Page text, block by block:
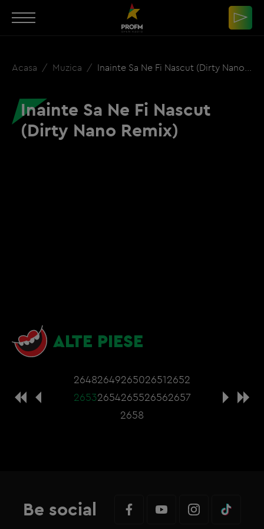
Acasa Muzica Inainte Sa Ne Fi Nascut (Dirty Nano Remix)
Inainte Sa Ne Fi Nascut
(Dirty Nano Remix)
ALTE PIESE
26482649265026512652
26532654265526562657
2658
Be social